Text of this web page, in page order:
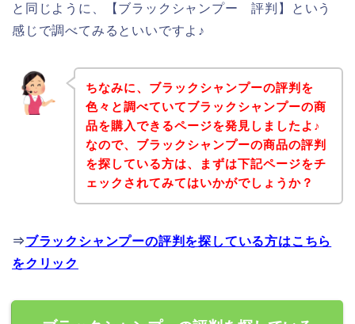
と同じように、【ブラックシャンプー 評判】という
感じで調べてみるといいですよ♪
ちなみに、ブラックシャンプーの評判を
色々と調べていてブラックシャンプーの商
品を購入できるページを発見しましたよ♪
なので、ブラックシャンプーの商品の評判
を探している方は、まずは下記ページをチ
ェックされてみてはいかがでしょうか？
⇒ブラックシャンプーの評判を探している方はこちら
をクリック